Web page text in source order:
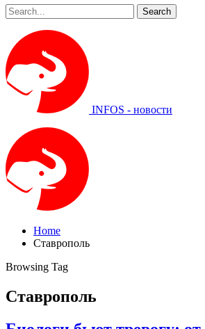
INFOS - новости
Home
Ставрополь
Browsing Tag
Ставрополь